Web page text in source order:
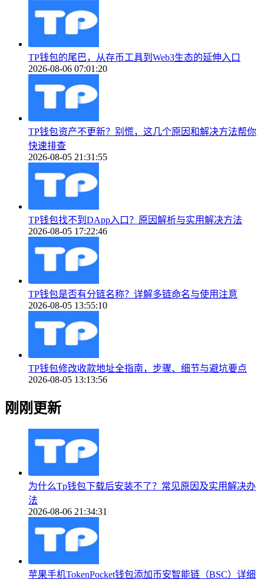
TP钱包的尾巴，从存币工具到Web3生态的延伸入口
2026-08-06 07:01:20
TP钱包资产不更新？别慌，这几个原因和解决方法帮你
快速排查
2026-08-05 21:31:55
TP钱包找不到DApp入口？原因解析与实用解决方法
2026-08-05 17:22:46
TP钱包是否有分链名称？详解多链命名与使用注意
2026-08-05 13:55:10
TP钱包修改收款地址全指南，步骤、细节与避坑要点
2026-08-05 13:13:56
刚刚更新
为什么Tp钱包下载后安装不了？常见原因及实用解决办
法
2026-08-06 21:34:31
苹果手机TokenPocket钱包添加币安智能链（BSC）详细